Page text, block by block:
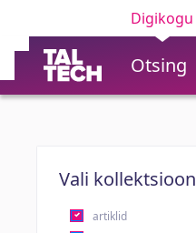
Digikogu
Otsing
Vali kollektsioon
artiklid